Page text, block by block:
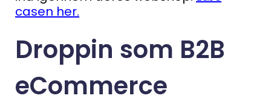
casen her.
Droppin som B2B
eCommerce